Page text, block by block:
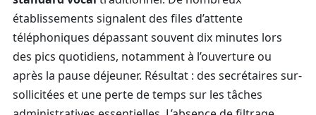
établissements signalent des files d’attente
téléphoniques dépassant souvent dix minutes lors
des pics quotidiens, notamment à l’ouverture ou
après la pause déjeuner. Résultat : des secrétaires sur-
sollicitées et une perte de temps sur les tâches